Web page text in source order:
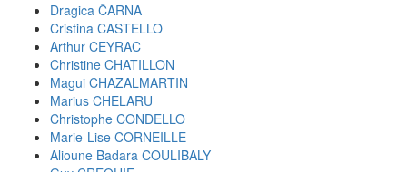
Dragica ČARNA
Cristina CASTELLO
Arthur CEYRAC
Christine CHATILLON
Magui CHAZALMARTIN
Marius CHELARU
Christophe CONDELLO
Marie-Lise CORNEILLE
Alioune Badara COULIBALY